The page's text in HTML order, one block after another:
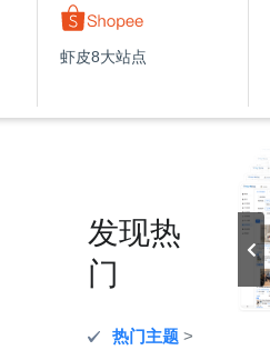
虾皮8大站点
发现热
门
热门主题 >